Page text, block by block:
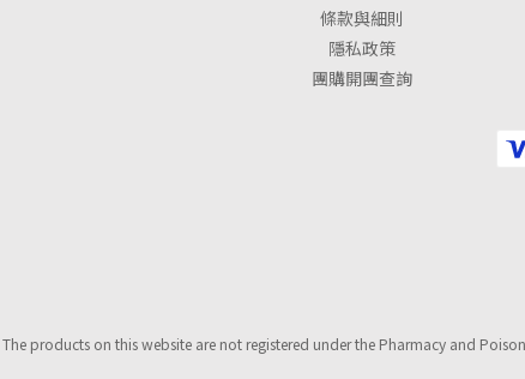
條款與細則
隱私政策
團購開團查詢
The products on this website are not registered under the Pharmacy and